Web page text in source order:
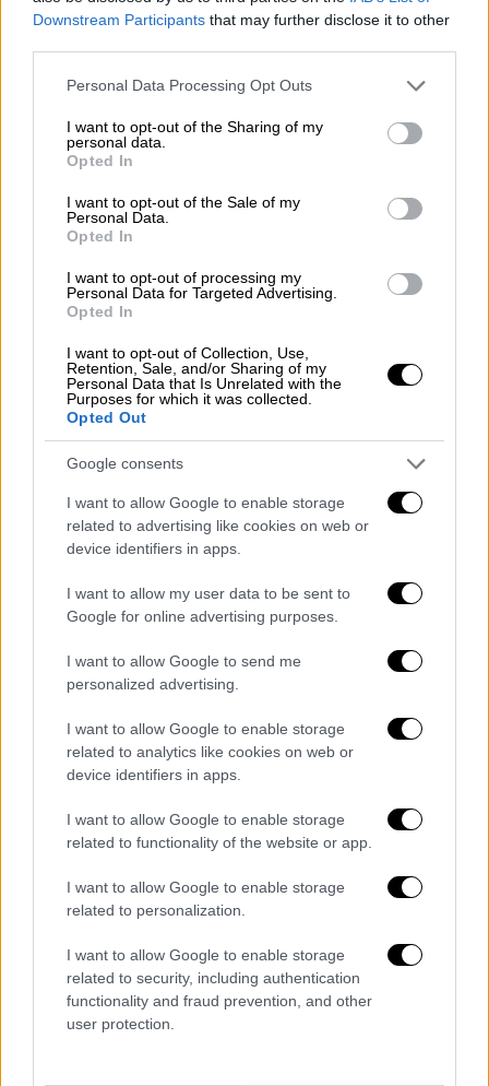
Downstream Participants that may further disclose it to other
Please note that this website/app uses one or more Google
not limited to your visit or usage behaviour. You may click to
grant or deny consent to Google and its third-party tags to
use your data for below specified purposes in below Google
consent section.
Personal Data Processing Opt Outs
I want to opt-out of the Sharing of my
personal data.
Opted In
I want to opt-out of the Sale of my
Personal Data.
Opted In
I want to opt-out of processing my
Personal Data for Targeted Advertising.
Opted In
I want to opt-out of Collection, Use,
Retention, Sale, and/or Sharing of my
Personal Data that Is Unrelated with the
Purposes for which it was collected.
Opted Out
Google consents
I want to allow Google to enable storage
related to advertising like cookies on web or
device identifiers in apps.
I want to allow my user data to be sent to
Google for online advertising purposes.
I want to allow Google to send me
personalized advertising.
I want to allow Google to enable storage
related to analytics like cookies on web or
device identifiers in apps.
I want to allow Google to enable storage
related to functionality of the website or app.
I want to allow Google to enable storage
related to personalization.
I want to allow Google to enable storage
related to security, including authentication
functionality and fraud prevention, and other
user protection.
Τι λέει αυτόπτης μάρτυρας
σπινιάρισμα100-200 μέτρων» μιλά
αυτόπτης μάρτυρας τουσοκαριστικού
τροχαίουπου σημειώθηκε τα ξημερώματα
στοΧαλάνδρι, με αποτέλεσμα να χάσει τη
ζωή του ονεαρός οδηγός
-με πληροφορίες
να αναφέρουν ότι ήταν18 ετών.
Ακούσαμε ένα σπινάρισμα
έξω καιείδαμε το παιδί στον δρόμο και το
αμάξι καρφωμένο
στο δέντρο» περιγράφει
χαρακτηριστικά αυτόπτης μάρτυρας του
τροχαίου.
Όπως προσθέτει ο ίδιος, μιλώντας στην ΕΡΤ,
«Κάποιος που ξέρει από αυτά πήρε τον
του και διαπίστωσε πως είχε ήδη
φύγει". Πρέπει να έχασε τον έλεγχο. Το
άλλο όχημα που υπήρχε με άλλον νεαρό δεν
έπαθε γρατζουνιά».